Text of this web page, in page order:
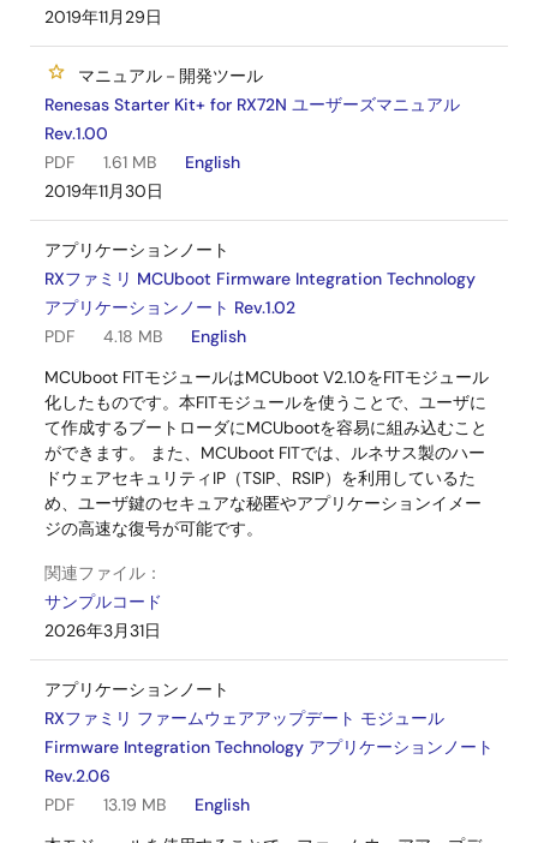
2019年11月29日
マニュアル－開発ツール
Renesas Starter Kit+ for RX72N ユーザーズマニュアル
Rev.1.00
PDF
1.61 MB
English
2019年11月30日
アプリケーションノート
RXファミリ MCUboot Firmware Integration Technology
アプリケーションノート Rev.1.02
PDF
4.18 MB
English
MCUboot FITモジュールはMCUboot V2.1.0をFITモジュール
化したものです。本FITモジュールを使うことで、ユーザに
て作成するブートローダにMCUbootを容易に組み込むこと
ができます。 また、MCUboot FITでは、ルネサス製のハー
ドウェアセキュリティIP（TSIP、RSIP）を利用しているた
め、ユーザ鍵のセキュアな秘匿やアプリケーションイメー
ジの高速な復号が可能です。
関連ファイル：
サンプルコード
2026年3月31日
アプリケーションノート
RXファミリ ファームウェアアップデート モジュール
Firmware Integration Technology アプリケーションノート
Rev.2.06
PDF
13.19 MB
English